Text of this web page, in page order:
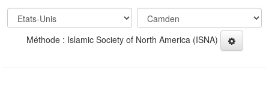
Méthode : Islamic Society of North America (ISNA)